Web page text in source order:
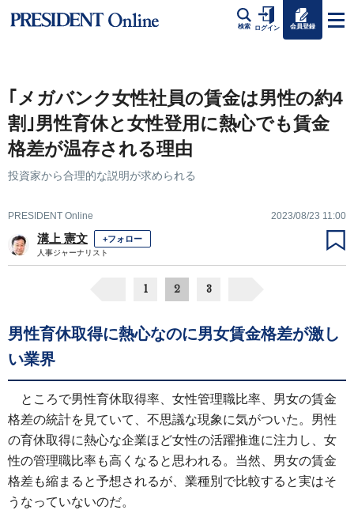
検索 ログイン 会員登録
｢メガバンク女性社員の賃金は男性の約4
割｣男性育休と女性登用に熱心でも賃金
格差が温存される理由
投資家から合理的な説明が求められる
PRESIDENT Online 2023/08/23 11:00
溝上 憲文 +フォロー
人事ジャーナリスト
1 2 3
男性育休取得に熱心なのに男女賃金格差が激し
い業界
ところで男性育休取得率、女性管理職比率、男女の賃金
格差の統計を見ていて、不思議な現象に気がついた。男性
の育休取得に熱心な企業ほど女性の活躍推進に注力し、女
性の管理職比率も高くなると思われる。当然、男女の賃金
格差も縮まると予想されるが、業種別で比較すると実はそ
うなっていないのだ。